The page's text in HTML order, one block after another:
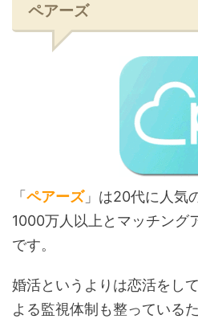
ペアーズ
「ペアーズ」は20代に人気
1000万人以上とマッチング
です。
婚活というよりは恋活をし
よる監視体制も整っているた